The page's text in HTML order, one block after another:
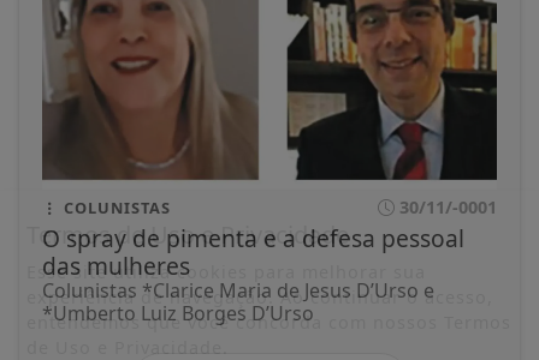
COLUNISTAS 30/11/-0001
O spray de pimenta e a defesa pessoal
das mulheres
Colunistas *Clarice Maria de Jesus D’Urso e
*Umberto Luiz Borges D’Urso
Termos de Uso e Privacidade
Esse site utiliza cookies para melhorar sua
experiência de navegação. Ao continuar o acesso,
entendemos que você concorda com nossos Termos
de Uso e Privacidade.